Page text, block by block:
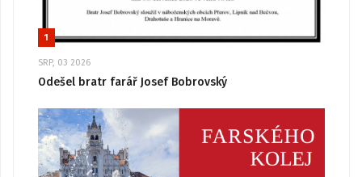
1
SRP, 03 2026
Odešel bratr farář Josef Bobrovský